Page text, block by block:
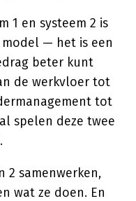
1 en systeem 2 is
— het is een
beter kunt
de werkvloer tot
tot
spelen deze twee
2 samenwerken,
wat ze doen. En